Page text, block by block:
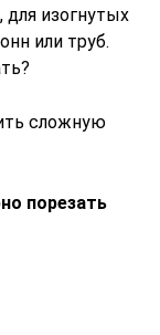
изогнутых
или труб.
сложную
порезать